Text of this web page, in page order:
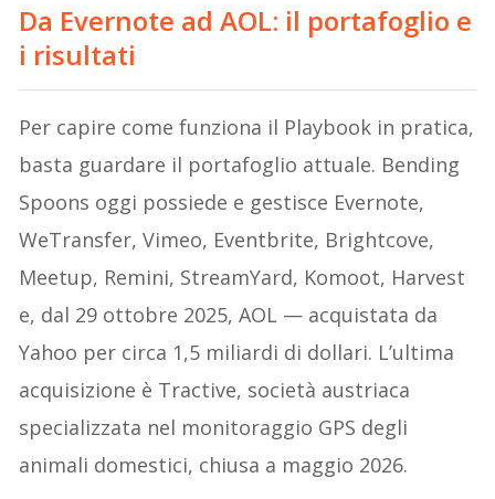
Da Evernote ad AOL: il portafoglio e
i risultati
Per capire come funziona il Playbook in pratica,
basta guardare il portafoglio attuale. Bending
Spoons oggi possiede e gestisce Evernote,
WeTransfer, Vimeo, Eventbrite, Brightcove,
Meetup, Remini, StreamYard, Komoot, Harvest
e, dal 29 ottobre 2025, AOL — acquistata da
Yahoo per circa 1,5 miliardi di dollari. L’ultima
acquisizione è Tractive, società austriaca
specializzata nel monitoraggio GPS degli
animali domestici, chiusa a maggio 2026.